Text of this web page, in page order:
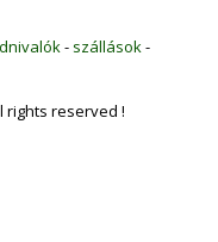
- szállások -
reserved !